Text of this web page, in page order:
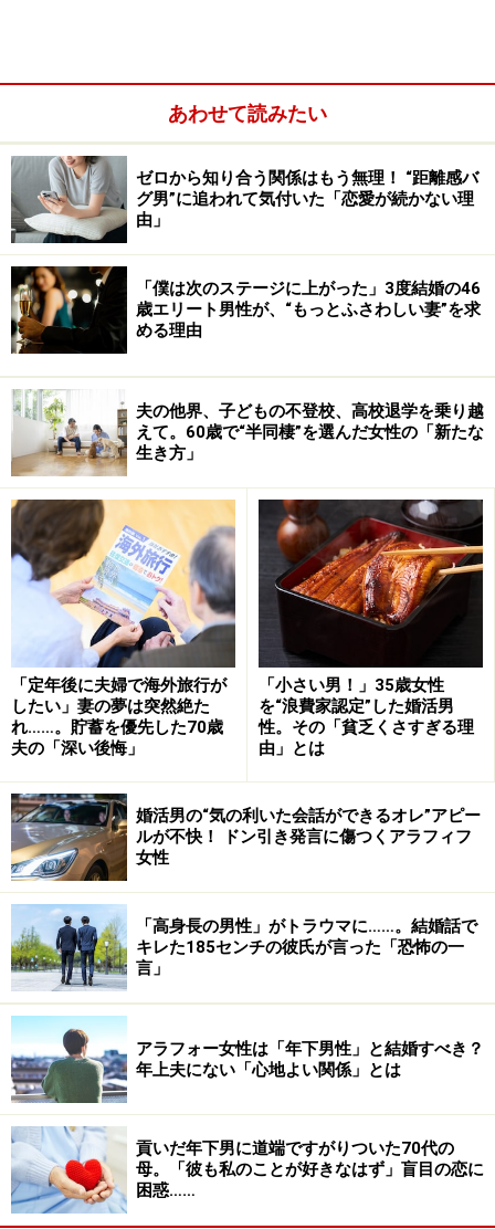
ミナーだった。たまたま初日に隣り合って座ったのが
彼。初日は挨拶程度だったが、翌日も同じ席に座り、仕
事のことなどを話した。感じのいい人だというのが彼女
の印象。3日連続のセミナーが終わったとき、数人で食
事をすることになり、彼女は彼の隣へ。
「個人的なことも少し話したりして、とても楽しい時間
を過ごしました。帰りがけ、『このまま帰るのもさびし
い。どこかで軽く一杯』ということになり、彼とふたり
でバーへ。彼は3歳年上、離婚して今は独身だと話して
いました。子どもはいない、と。その場で、『バツイチ
だけど、つきあってもらえませんか』と言われたんで
す」
彼の行動はなかなか素早い。彼女も頷いた。
「恋愛は久々でしたし、最初からバツイチだと言ってく
れて『オープンな人なんだな』とむしろ好感度が上がり
ました。つきあうようになってからは、外でデートして
私の部屋に帰るのがパターンになりました。彼は『離婚
して実家に戻ったので、家にはまだ連れていけない』
と。私も結婚を焦っているわけではないし仕事も忙しい
ので、うちに来てもらったほうがありがたかった」
あわせて読みたい
ゼロから知り合う関係はもう無理！ “距離感バ
グ男”に追われて気付いた「恋愛が続かない理
由」
「僕は次のステージに上がった」3度結婚の46
歳エリート男性が、“もっとふさわしい妻”を求
める理由
夫の他界、子どもの不登校、高校退学を乗り越
えて。60歳で“半同棲”を選んだ女性の「新たな
生き方」
「定年後に夫婦で海外旅行が
したい」妻の夢は突然絶た
れ……。貯蓄を優先した70歳
夫の「深い後悔」
「小さい男！」35歳女性
を“浪費家認定”した婚活男
性。その「貧乏くさすぎる理
由」とは
婚活男の“気の利いた会話ができるオレ”アピー
ルが不快！ ドン引き発言に傷つくアラフィフ
女性
「高身長の男性」がトラウマに……。結婚話で
キレた185センチの彼氏が言った「恐怖の一
言」
アラフォー女性は「年下男性」と結婚すべき？
年上夫にない「心地よい関係」とは
貢いだ年下男に道端ですがりついた70代の
母。「彼も私のことが好きなはず」盲目の恋に
困惑……